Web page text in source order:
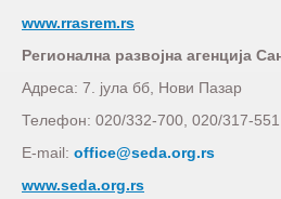
www.rrasrem.rs
Регионална развојна агенција
Адреса: 7. јула бб, Нови Пазар
Телефон: 020/332-700, 020/317-
E-mail: office@seda.org.rs
www.seda.org.rs